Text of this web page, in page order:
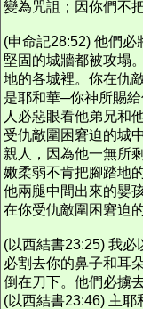
變為咒詛；因你們不
(申命記28:52) 他們
堅固的城牆都被攻塌
地的各城裡。你在仇
是耶和華─你神所賜
人必惡眼看他弟兄和
受仇敵圍困窘迫的城
親人，因為他一無所
嫩柔弱不肯把腳踏地
他兩腿中間出來的嬰
在你受仇敵圍困窘迫
(以西結書23:25) 我必
必割去你的鼻子和耳
倒在刀下。他們必擄
(以西結書23:46) 主